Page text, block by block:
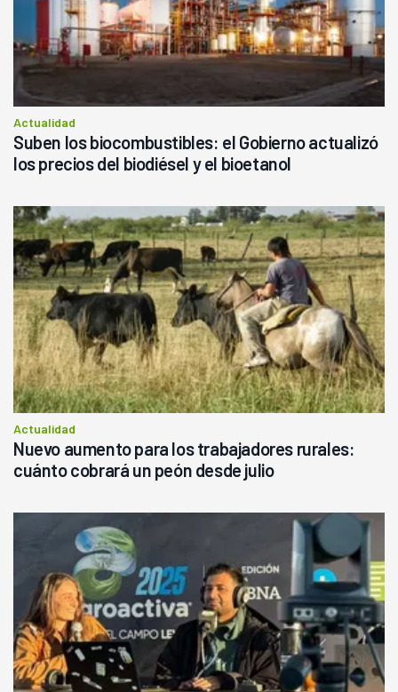
Actualidad
Suben los biocombustibles: el Gobierno actualizó
los precios del biodiésel y el bioetanol
Actualidad
Nuevo aumento para los trabajadores rurales:
cuánto cobrará un peón desde julio